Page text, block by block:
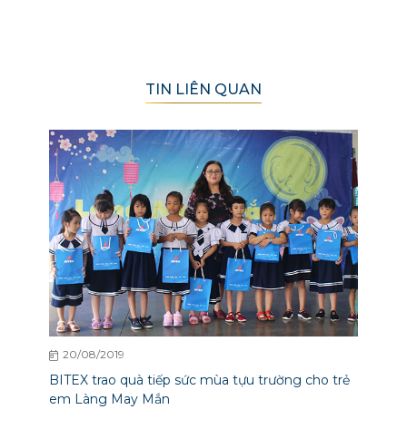
TIN LIÊN QUAN
20/08/2019
BITEX trao quà tiếp sức mùa tựu trường cho trẻ
em Làng May Mắn